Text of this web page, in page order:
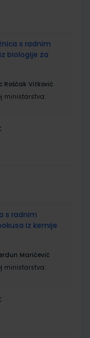
s radnim
biologije za
Roščak Vitković
ministarstva:
s radnim
iz kemije
Maričević
ministarstva: